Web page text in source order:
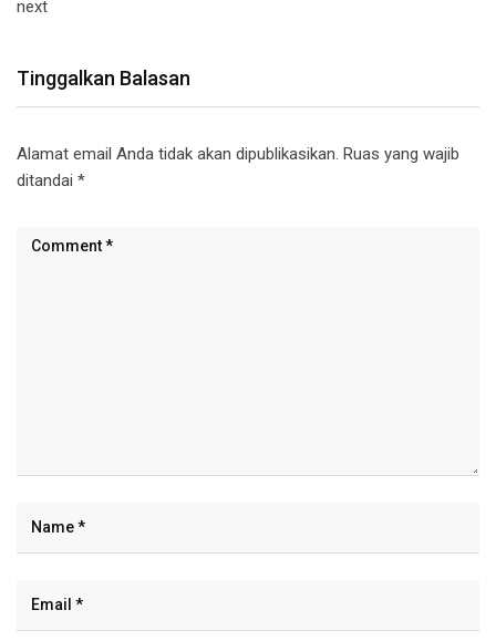
next
Tinggalkan Balasan
Alamat email Anda tidak akan dipublikasikan. Ruas yang wajib
ditandai *